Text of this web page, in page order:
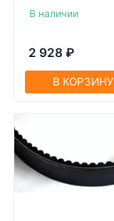
В наличии
2 928 ₽
В КОРЗИНУ